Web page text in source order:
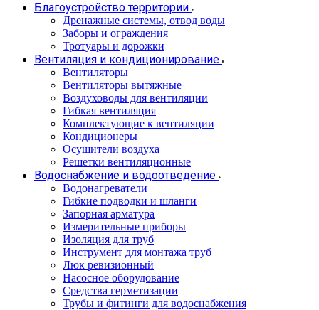
Благоустройство территории
Дренажные системы, отвод воды
Заборы и ограждения
Тротуары и дорожки
Вентиляция и кондиционирование
Вентиляторы
Вентиляторы вытяжные
Воздуховоды для вентиляции
Гибкая вентиляция
Комплектующие к вентиляции
Кондиционеры
Осушители воздуха
Решетки вентиляционные
Водоснабжение и водоотведение
Водонагреватели
Гибкие подводки и шланги
Запорная арматура
Измерительные приборы
Изоляция для труб
Инструмент для монтажа труб
Люк ревизионный
Насосное оборудование
Средства герметизации
Трубы и фитинги для водоснабжения